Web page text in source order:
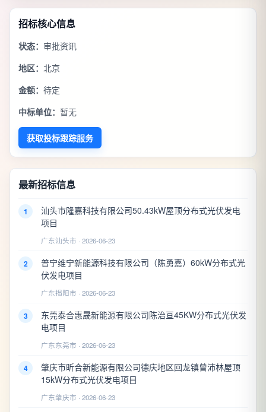
招标核心信息
状态： 审批资讯
地区： 北京
金额： 待定
中标单位： 暂无
获取投标跟踪服务
最新招标信息
1
汕头市隆嘉科技有限公司50.43kW屋顶分布式光伏发电
项目
广东汕头市 · 2026-06-23
2
普宁维宁新能源科技有限公司（陈勇嘉）60kW分布式光
伏发电项目
广东揭阳市 · 2026-06-23
3
东莞泰合惠晟新能源有限公司陈治亘45KW分布式光伏发
电项目
广东东莞市 · 2026-06-23
4
肇庆市昕合新能源有限公司德庆地区回龙镇曾沛林屋顶
15kW分布式光伏发电项目
广东肇庆市 · 2026-06-23